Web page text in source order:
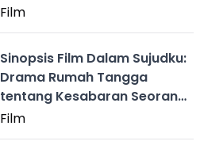
Film
Sinopsis Film Dalam Sujudku:
Drama Rumah Tangga
tentang Kesabaran Seorang
Istri
Film